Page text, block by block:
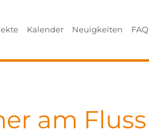
Kalender Neuigkeiten FAQ
am Fluss